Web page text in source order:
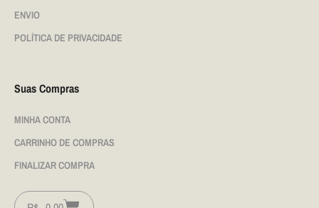
ENVIO
POLÍTICA DE PRIVACIDADE
Suas Compras
MINHA CONTA
CARRINHO DE COMPRAS
FINALIZAR COMPRA